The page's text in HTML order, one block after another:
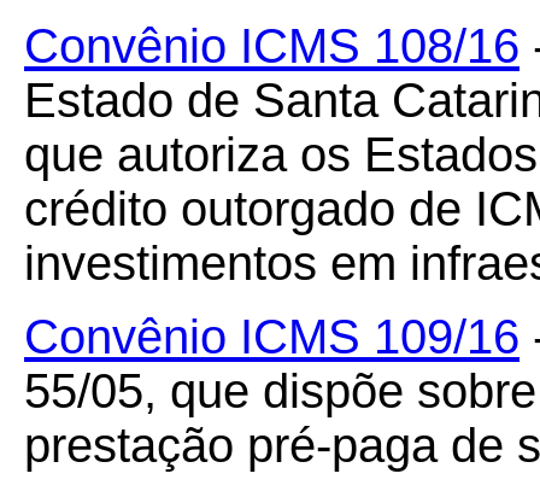
Convênio ICMS 108/16
Estado de Santa
que autoriza os
crédito outorgado de
investimentos em
Convênio ICMS 109/16
55/05, que dispõe
prestação pré-paga de